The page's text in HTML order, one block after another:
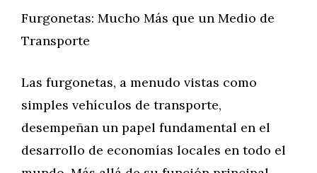
Furgonetas: Mucho Más que un Medio de
Transporte
Las furgonetas, a menudo vistas como
simples vehículos de transporte,
desempeñan un papel fundamental en el
desarrollo de economías locales en todo el